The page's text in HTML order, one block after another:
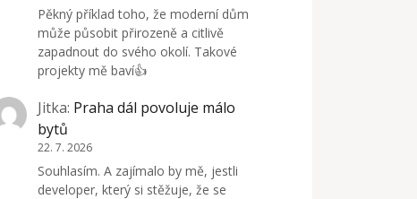
Pěkný příklad toho, že moderní dům
může působit přirozeně a citlivě
zapadnout do svého okolí. Takové
projekty mě baví👍
Jitka: Praha dál povoluje málo
bytů
22. 7. 2026
Souhlasím. A zajímalo by mě, jestli
developer, který si stěžuje, že se